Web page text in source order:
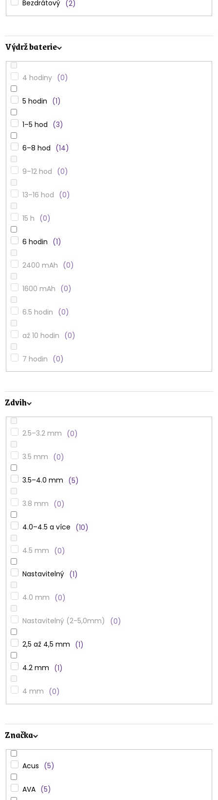
Bezdrátový 2
Výdrž baterie
4 hodiny 0
5 hodin 1
1–5 hod 3
6–8 hod 14
9–12 hod 0
13–16 hod 0
15 h 0
6 hodin 1
2400 mAh 0
1600 mAh 0
6.5 hodin 0
až 10 hodin 0
7 hodin 0
Zdvih
2.5–3.2 mm 0
3.5 mm 0
3.5–4.0 mm 5
3.8 mm 0
4.0–4.5 a více 10
4.5 mm 0
Nastavitelný 1
4.0 mm 0
Nastavitelný (2-5,0mm) 0
2,5 až 4,5 mm 1
4.2 mm 1
4 mm 0
Značka
Acus 5
AVA 5